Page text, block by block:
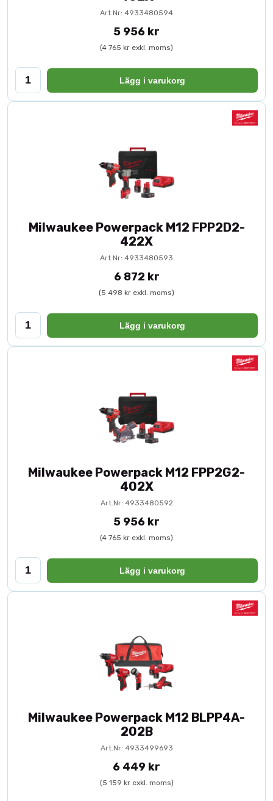
Art.Nr: 4933480594
5 956 kr
(4 765 kr exkl. moms)
Lägg i varukorg
Milwaukee Powerpack M12 FPP2D2-
422X
Art.Nr: 4933480593
6 872 kr
(5 498 kr exkl. moms)
Lägg i varukorg
Milwaukee Powerpack M12 FPP2G2-
402X
Art.Nr: 4933480592
5 956 kr
(4 765 kr exkl. moms)
Lägg i varukorg
Milwaukee Powerpack M12 BLPP4A-
202B
Art.Nr: 4933499693
6 449 kr
(5 159 kr exkl. moms)